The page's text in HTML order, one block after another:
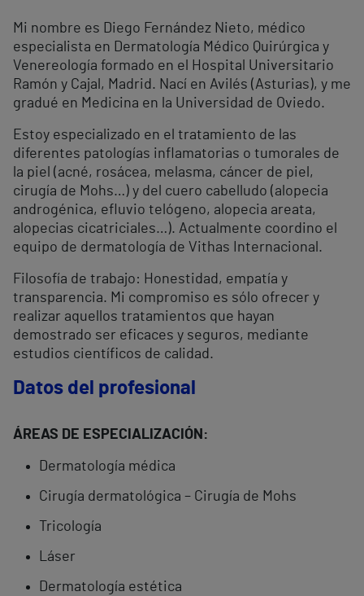
Mi nombre es Diego Fernández Nieto, médico
especialista en Dermatología Médico Quirúrgica y
Venereología formado en el Hospital Universitario
Ramón y Cajal, Madrid. Nací en Avilés (Asturias), y me
gradué en Medicina en la Universidad de Oviedo.
Estoy especializado en el tratamiento de las
diferentes patologías inflamatorias o tumorales de
la piel (acné, rosácea, melasma, cáncer de piel,
cirugía de Mohs…) y del cuero cabelludo (alopecia
androgénica, efluvio telógeno, alopecia areata,
alopecias cicatriciales…). Actualmente coordino el
equipo de dermatología de Vithas Internacional.
Filosofía de trabajo: Honestidad, empatía y
transparencia. Mi compromiso es sólo ofrecer y
realizar aquellos tratamientos que hayan
demostrado ser eficaces y seguros, mediante
estudios científicos de calidad.
Datos del profesional
ÁREAS DE ESPECIALIZACIÓN:
Dermatología médica
Cirugía dermatológica – Cirugía de Mohs
Tricología
Láser
Dermatología estética